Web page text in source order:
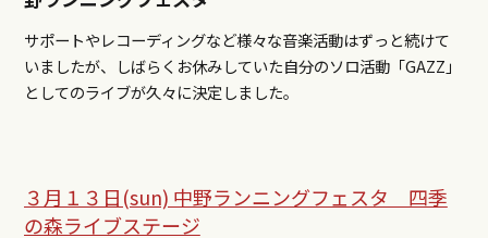
サポートやレコーディングなど様々な音楽活動はずっと続けて
いましたが、しばらくお休みしていた自分のソロ活動「GAZZ」
としてのライブが久々に決定しました。
３月１３日(sun) 中野ランニングフェスタ 四季
の森ライブステージ